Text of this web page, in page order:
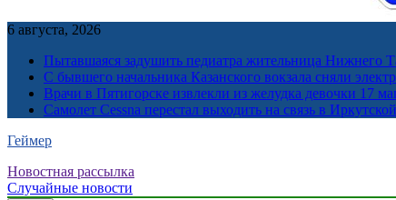
6 августа, 2026
Пытавшаяся задушить педиатра жительница Нижнего
С бывшего начальника Казанского вокзала сняли
Врачи в Пятигорске извлекли из желудка девочки 17
Самолет Cessna перестал выходить на связь в
Геймер
Новостная рассылка
Случайные новости